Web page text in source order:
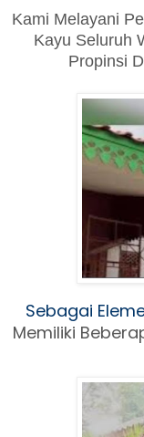
Kami Melayani
Kayu Seluruh
Propinsi
Sebagai
Memiliki